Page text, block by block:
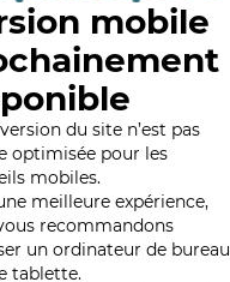
mobile
du site n’est pas
optimisée pour les
mobiles.
meilleure expérience,
recommandons
un ordinateur de bureau
tablette.